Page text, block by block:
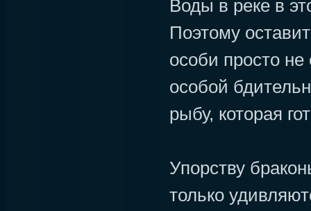
Воды в реке в
Поэтому
особи просто не
особой
рыбу, которая
Упорству
только